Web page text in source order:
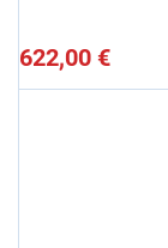
622,00 €